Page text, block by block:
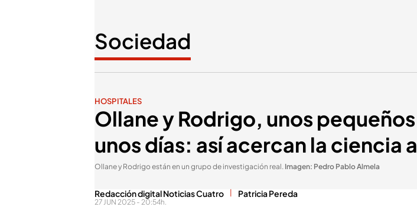
Sociedad
HOSPITALES
Ollane y Rodrigo, unos
unos días: así acercan la ciencia
Ollane y Rodrigo están en un grupo de investigación real. Imagen: Pedro Pablo Almela
Redacción digital Noticias Cuatro Patricia Pereda
27 JUN 2025 - 20:54h.